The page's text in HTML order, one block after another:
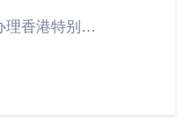
理香港特别…